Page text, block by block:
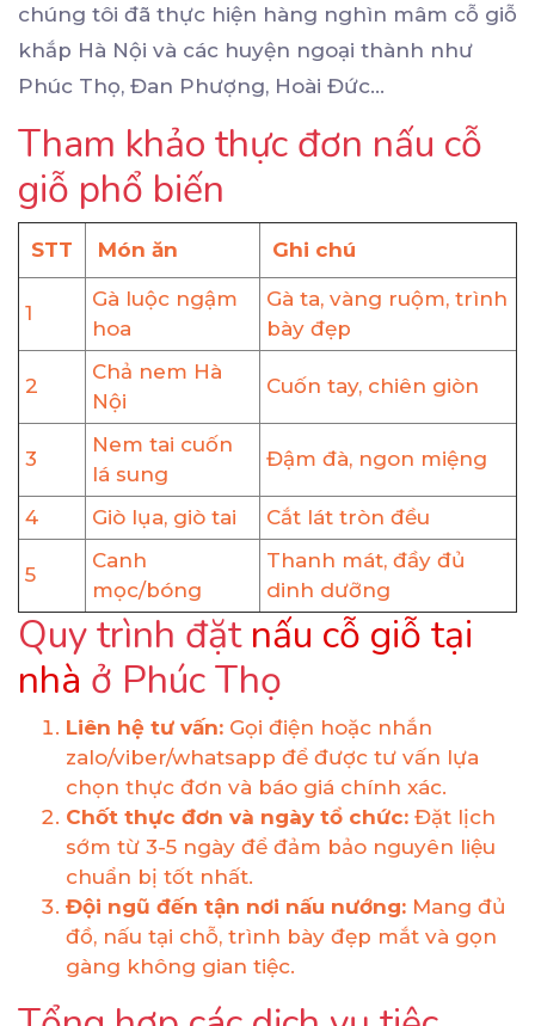
chúng tôi đã thực hiện hàng nghìn mâm cỗ giỗ
khắp Hà Nội và các huyện ngoại thành như
Phúc Thọ, Đan Phượng, Hoài Đức...
Tham khảo thực đơn nấu cỗ
giỗ phổ biến
STT Món ăn Ghi chú
1
Gà luộc ngậm
hoa
Gà ta, vàng ruộm, trình
bày đẹp
2
Chả nem Hà
Nội
Cuốn tay, chiên giòn
3
Nem tai cuốn
lá sung
Đậm đà, ngon miệng
4 Giò lụa, giò tai Cắt lát tròn đều
5
Canh
mọc/bóng
Thanh mát, đầy đủ
dinh dưỡng
Quy trình đặt nấu cỗ giỗ tại
nhà ở Phúc Thọ
Liên hệ tư vấn: Gọi điện hoặc nhắn
zalo/viber/whatsapp để được tư vấn lựa
chọn thực đơn và báo giá chính xác.
Chốt thực đơn và ngày tổ chức: Đặt lịch
sớm từ 3-5 ngày để đảm bảo nguyên liệu
chuẩn bị tốt nhất.
Đội ngũ đến tận nơi nấu nướng: Mang đủ
đồ, nấu tại chỗ, trình bày đẹp mắt và gọn
gàng không gian tiệc.